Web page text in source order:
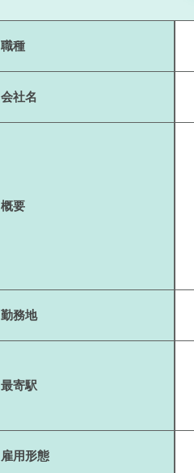
職種
会社名
概要
勤務地
最寄駅
雇用形態